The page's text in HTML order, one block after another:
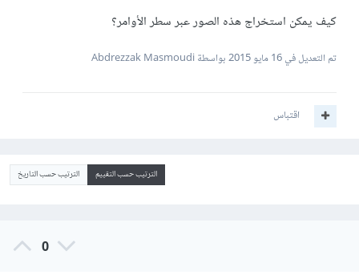
كيف يمكن استخراج هذه الصور عبر سطر الأوامر؟
تم التعديل في16 مايو 2015 بواسطة Abdrezzak Masmoudi
اقتباس
الترتيب حسب التقييم الترتيب حسب التاريخ
0